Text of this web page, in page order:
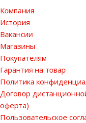
Компания
История
Вакансии
Магазины
Покупателям
Гарантия на товар
Политика
Договор
оферта)
Пользовательское